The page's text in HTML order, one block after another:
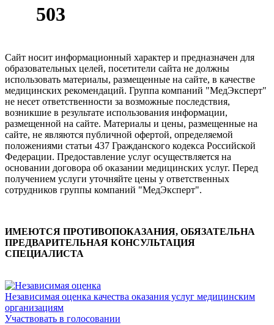
Сайт носит информационный характер и предназначен для
образовательных целей, посетители сайта не должны
использовать материалы, размещенные на сайте, в качестве
медицинских рекомендаций. Группа компаний "МедЭксперт"
не несет ответственности за возможные последствия,
возникшие в результате использования информации,
размещенной на сайте. Материалы и цены, размещенные на
сайте, не являются публичной офертой, определяемой
положениями статьи 437 Гражданского кодекса Российской
Федерации. Предоставление услуг осуществляется на
основании договора об оказании медицинских услуг. Перед
получением услуги уточняйте цены у ответственных
сотрудников группы компаний "МедЭксперт".
ИМЕЮТСЯ ПРОТИВОПОКАЗАНИЯ, ОБЯЗАТЕЛЬНА
ПРЕДВАРИТЕЛЬНАЯ КОНСУЛЬТАЦИЯ
СПЕЦИАЛИСТА
Независимая оценка качества оказания услуг медицинским
организациям
Участвовать в голосовании